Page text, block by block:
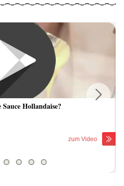
Hollandaise?
zum Video